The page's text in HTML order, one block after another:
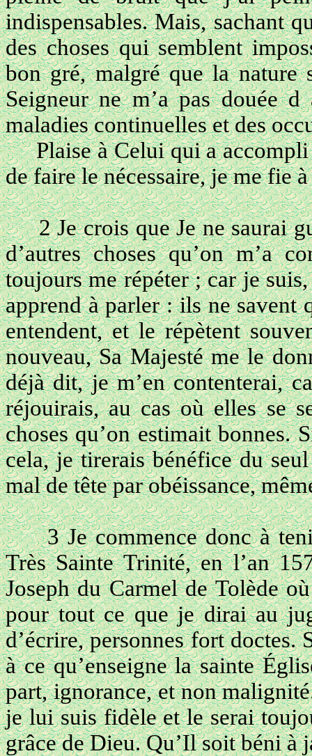
indispensables. Mais, sachant
des choses qui semblent
bon gré, malgré que la nature
Seigneur ne m’a pas douée
maladies continuelles et des
Plaise à Celui qui a
de faire le nécessaire, je me fie
2 Je crois que Je ne saurai
d’autres choses qu’on m’a
toujours me répéter ; car je
apprend à parler : ils ne savent
entendent, et le répètent
nouveau, Sa Majesté me le
déjà dit, je m’en contenterai,
réjouirais, au cas où elles se
choses qu’on estimait bonnes.
cela, je tirerais bénéfice du
mal de tête par obéissance,
3 Je commence donc à
Très Sainte Trinité, en l’an
Joseph du Carmel de Tolède
pour tout ce que je dirai au
d’écrire, personnes fort doctes.
à ce qu’enseigne la sainte
part, ignorance, et non
je lui suis fidèle et le serai
grâce de Dieu. Qu’Il soit béni à